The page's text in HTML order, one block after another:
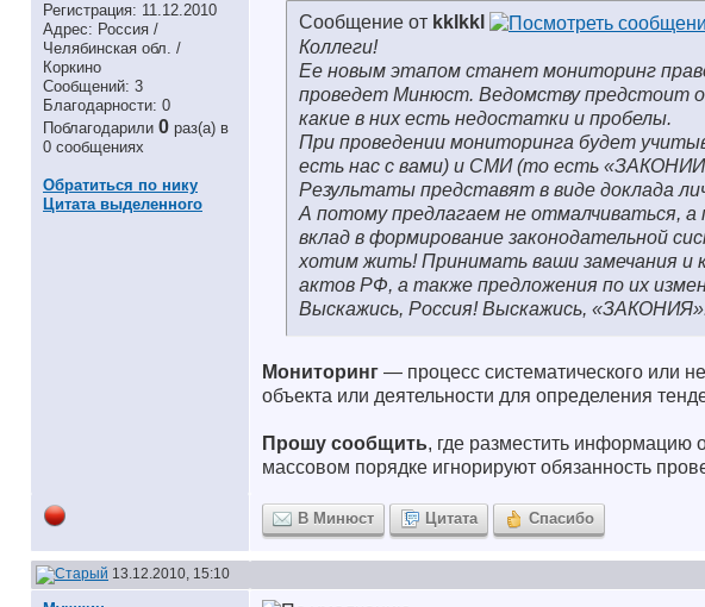
Регистрация: 11.12.2010
Адрес: Россия /
Челябинская обл. /
Коркино
Сообщений: 3
Благодарности: 0
Поблагодарили 0 раз(а) в
0 сообщениях
Обратиться по нику
Цитата выделенного
Сообщение от kklkkl
Коллеги!
Ее новым этапом станет мониторинг
проведет Минюст. Ведомству предстоит
какие в них есть недостатки и пробелы.
При проведении мониторинга будет
есть нас с вами) и СМИ (то есть
Результаты представят в виде доклада
А потому предлагаем не отмалчиваться,
вклад в формирование законодательной
хотим жить! Принимать ваши замечания
актов РФ, а также предложения по их
Выскажись, Россия! Выскажись,
Мониторинг — процесс систематического или
объекта или деятельности для определения
Прошу сообщить, где разместить информацию
массовом порядке игнорируют обязанность
В Минюст Цитата Спасибо
13.12.2010, 15:10